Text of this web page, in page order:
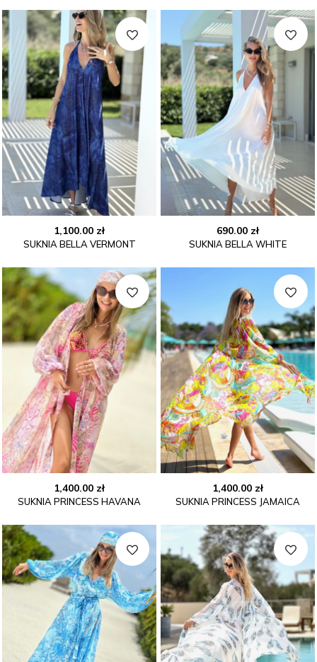
1,100.00 zł
SUKNIA BELLA VERMONT
690.00 zł
SUKNIA BELLA WHITE
1,400.00 zł
SUKNIA PRINCESS HAVANA
1,400.00 zł
SUKNIA PRINCESS JAMAICA